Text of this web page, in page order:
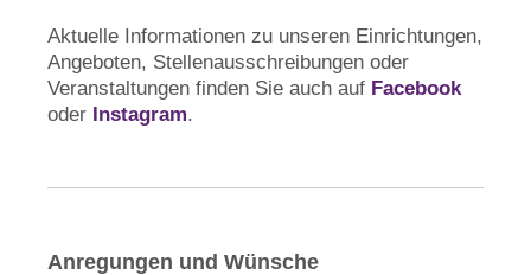
Aktuelle Informationen zu unseren Einrichtungen,
Angeboten, Stellenausschreibungen oder
Veranstaltungen finden Sie auch auf Facebook
oder Instagram.
Anregungen und Wünsche